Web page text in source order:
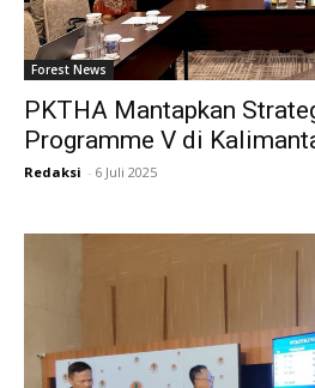
Forest News
PKTHA Mantapkan
Programme V di
Redaksi - 6 Juli 2025